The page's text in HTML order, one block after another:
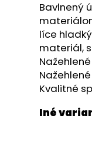
Bavlnený
líce
materiál,
Kvalitné